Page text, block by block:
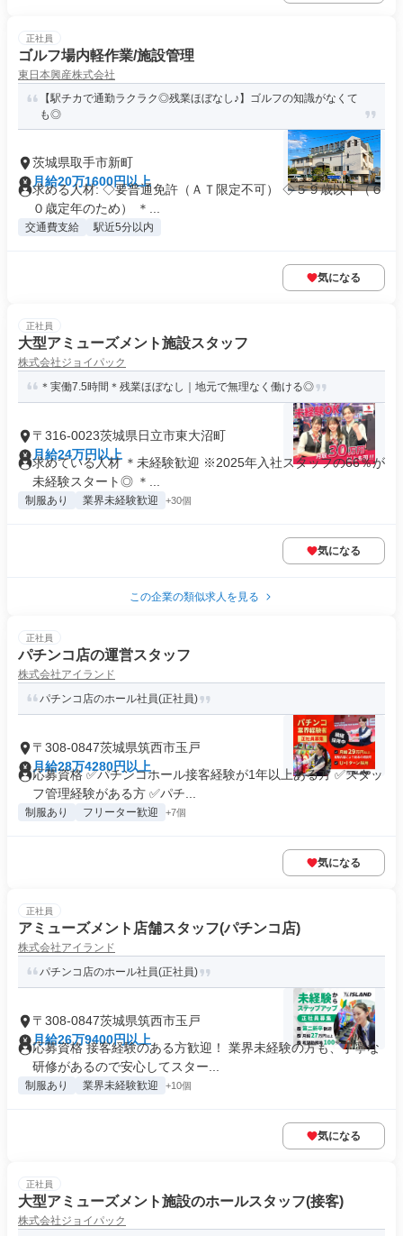
正社員
ゴルフ場内軽作業/施設管理
東日本興産株式会社
【駅チカで通勤ラクラク◎残業ほぼなし♪】ゴルフの知識がなくて
も◎
茨城県取手市新町
月給20万1600円以上
求める人材: ◇要普通免許（ＡＴ限定不可） ◇５９歳以下（６
０歳定年のため） ＊...
交通費支給 駅近5分以内
気になる
正社員
大型アミューズメント施設スタッフ
株式会社ジョイパック
＊実働7.5時間＊残業ほぼなし｜地元で無理なく働ける◎
〒316-0023茨城県日立市東大沼町
月給24万円以上
求めている人材 ＊未経験歓迎 ※2025年入社スタッフの66％が
未経験スタート◎ ＊...
制服あり 業界未経験歓迎 +30個
気になる
この企業の類似求人を見る
正社員
パチンコ店の運営スタッフ
株式会社アイランド
パチンコ店のホール社員(正社員)
〒308-0847茨城県筑西市玉戸
月給28万4280円以上
応募資格 ✅パチンコホール接客経験が1年以上ある方 ✅スタッ
フ管理経験がある方 ✅パチ...
制服あり フリーター歓迎 +7個
気になる
正社員
アミューズメント店舗スタッフ(パチンコ店)
株式会社アイランド
パチンコ店のホール社員(正社員)
〒308-0847茨城県筑西市玉戸
月給26万9400円以上
応募資格 接客経験のある方歓迎！ 業界未経験の方も、丁寧な
研修があるので安心してスター...
制服あり 業界未経験歓迎 +10個
気になる
正社員
大型アミューズメント施設のホールスタッフ(接客)
株式会社ジョイパック